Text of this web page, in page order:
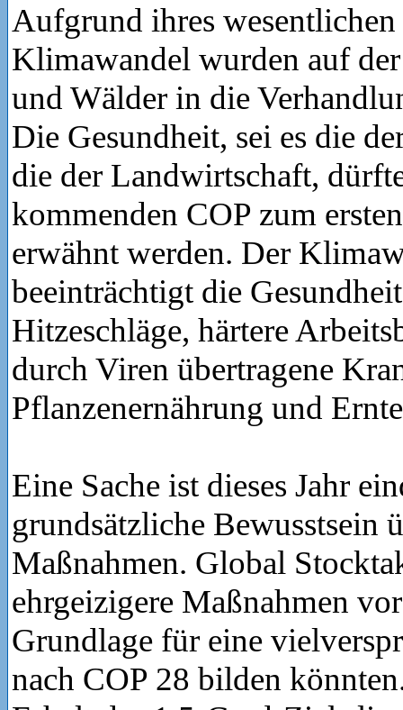
Aufgrund ihres
Klimawandel wurden auf
und Wälder in die
Die Gesundheit, sei es die
die der Landwirtschaft,
kommenden COP zum
erwähnt werden. Der
beeinträchtigt die
Hitzeschläge, härtere
durch Viren übertragene
Pflanzenernährung und
Eine Sache ist dieses Jahr
grundsätzliche Bewusstsein
Maßnahmen. Global
ehrgeizigere Maßnahmen
Grundlage für eine
nach COP 28 bilden